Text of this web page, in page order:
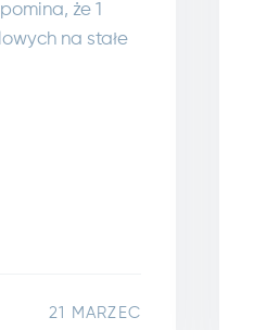
że 1
na stałe
21 MARZEC